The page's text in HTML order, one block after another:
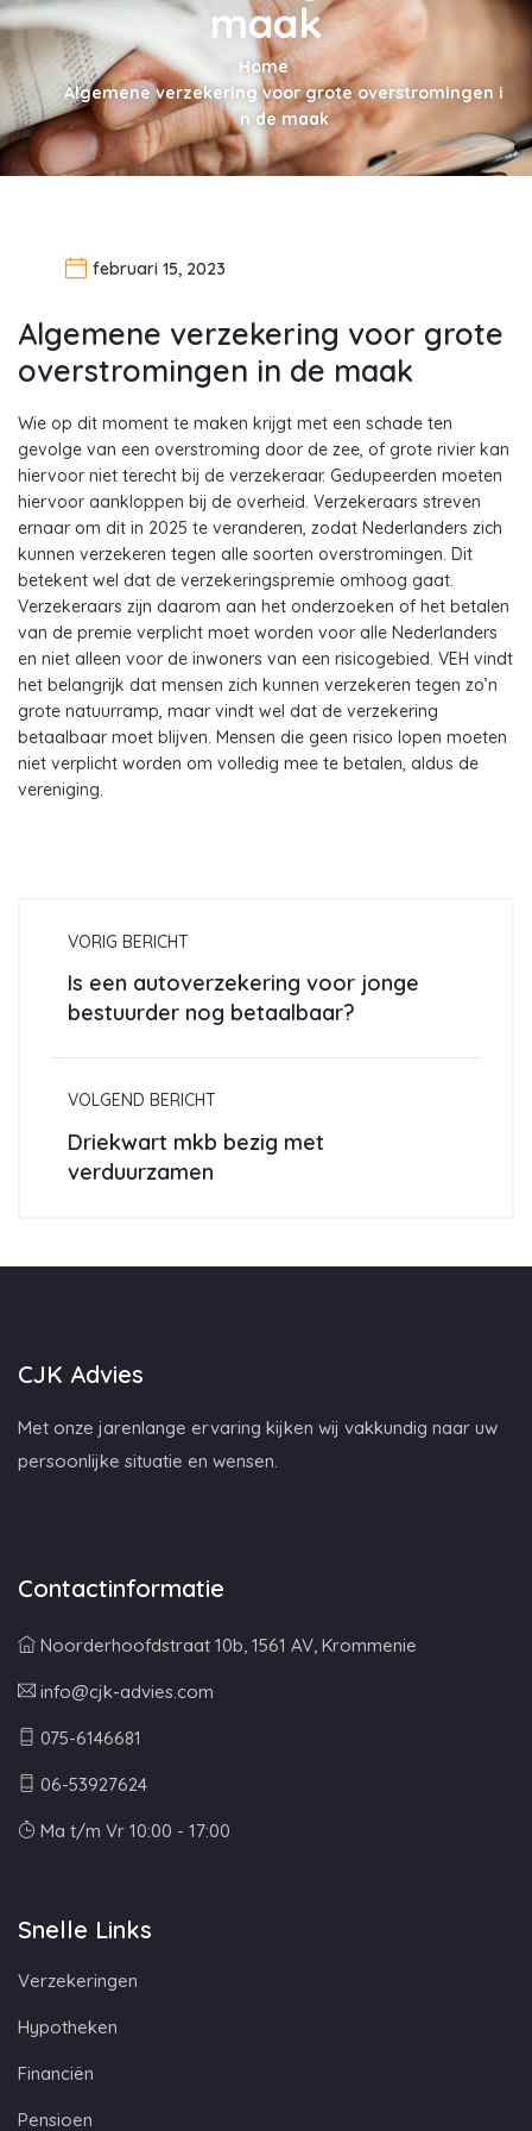
maak
Home
Algemene verzekering voor grote overstromingen i
n de maak
februari 15, 2023
Algemene verzekering voor grote
overstromingen in de maak
Wie op dit moment te maken krijgt met een schade ten
gevolge van een overstroming door de zee, of grote rivier kan
hiervoor niet terecht bij de verzekeraar. Gedupeerden moeten
hiervoor aankloppen bij de overheid. Verzekeraars streven
ernaar om dit in 2025 te veranderen, zodat Nederlanders zich
kunnen verzekeren tegen alle soorten overstromingen. Dit
betekent wel dat de verzekeringspremie omhoog gaat.
Verzekeraars zijn daarom aan het onderzoeken of het betalen
van de premie verplicht moet worden voor alle Nederlanders
en niet alleen voor de inwoners van een risicogebied. VEH vindt
het belangrijk dat mensen zich kunnen verzekeren tegen zo’n
grote natuurramp, maar vindt wel dat de verzekering
betaalbaar moet blijven. Mensen die geen risico lopen moeten
niet verplicht worden om volledig mee te betalen, aldus de
vereniging.
VORIG BERICHT
Is een autoverzekering voor jonge
bestuurder nog betaalbaar?
VOLGEND BERICHT
Driekwart mkb bezig met
verduurzamen
CJK Advies
Met onze jarenlange ervaring kijken wij vakkundig naar uw
persoonlijke situatie en wensen.
Contactinformatie
Noorderhoofdstraat 10b, 1561 AV, Krommenie
info@cjk-advies.com
075-6146681
06-53927624
Ma t/m Vr 10:00 - 17:00
Snelle Links
Verzekeringen
Hypotheken
Financiën
Pensioen